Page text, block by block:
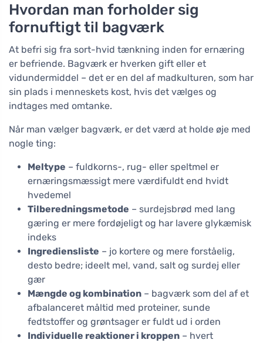
Hvordan man forholder sig
fornuftigt til bagværk
At befri sig fra sort-hvid tænkning inden for ernæring
er befriende. Bagværk er hverken gift eller et
vidundermiddel – det er en del af madkulturen, som har
sin plads i menneskets kost, hvis det vælges og
indtages med omtanke.
Når man vælger bagværk, er det værd at holde øje med
nogle ting:
Meltype – fuldkorns-, rug- eller speltmel er
ernæringsmæssigt mere værdifuldt end hvidt
hvedemel
Tilberedningsmetode – surdejsbrød med lang
gæring er mere fordøjeligt og har lavere glykæmisk
indeks
Ingrediensliste – jo kortere og mere forståelig,
desto bedre; ideelt mel, vand, salt og surdej eller
gær
Mængde og kombination – bagværk som del af et
afbalanceret måltid med proteiner, sunde
fedtstoffer og grøntsager er fuldt ud i orden
Individuelle reaktioner i kroppen – hvert